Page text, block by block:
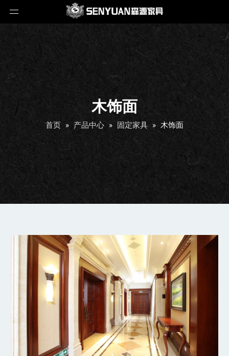
木饰面
首页 » 产品中心 » 固定家具 » 木饰面